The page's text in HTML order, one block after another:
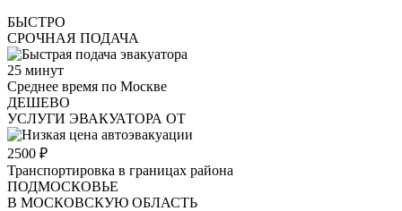
БЫСТРО
СРОЧНАЯ ПОДАЧА
25 минут
Среднее время по Москве
ДЕШЕВО
УСЛУГИ ЭВАКУАТОРА ОТ
2500 ₽
Транспортировка в границах района
ПОДМОСКОВЬЕ
В МОСКОВСКУЮ ОБЛАСТЬ